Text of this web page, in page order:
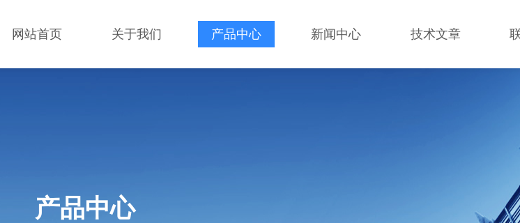
网站首页 关于我们 产品中心 新闻中心 技术文章
产品中心